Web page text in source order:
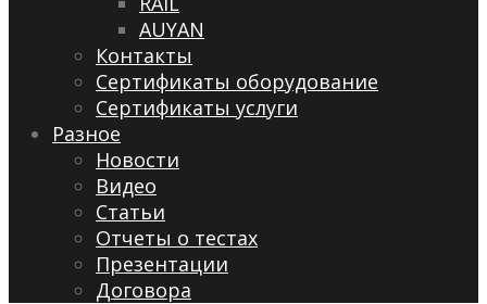
AUYAN
Контакты
Сертификаты оборудование
Сертификаты услуги
Разное
Новости
Видео
Cтатьи
Отчеты о тестах
Презентации
Договора